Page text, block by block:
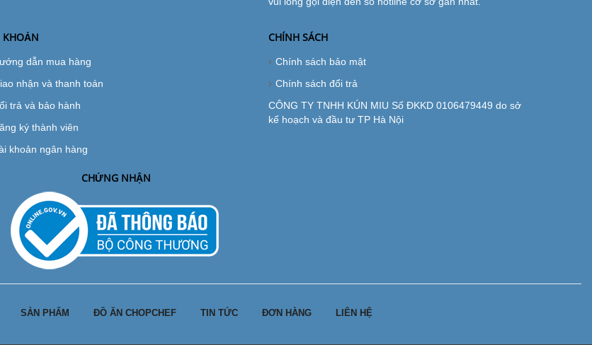
KHOẢN
dẫn mua hàng
nhận và thanh toán
trả và bảo hành
ký thành viên
khoản ngân hàng
CHÍNH SÁCH
Chính sách bảo mật
Chính sách đổi trả
CÔNG TY TNHH KÚN MIU Số ĐKKD 0106479449 do sở
kế hoạch và đầu tư TP Hà Nội
CHỨNG NHẬN
SẢN PHẨM ĐỒ ĂN CHOPCHEF TIN TỨC ĐƠN HÀNG LIÊN HỆ